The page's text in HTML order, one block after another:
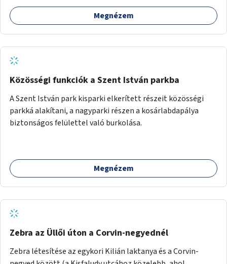
Megnézem
Közösségi funkciók a Szent István parkba
A Szent István park kisparki elkerített részeit közösségi
parkká alakítani, a nagyparki részen a kosárlabdapálya
biztonságos felülettel való burkolása.
Megnézem
Zebra az Üllői úton a Corvin-negyednél
Zebra létesítése az egykori Kilián laktanya és a Corvin-